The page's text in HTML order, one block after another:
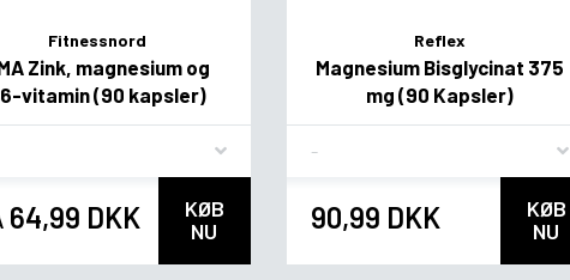
Fitnessnord
Zink, magnesium og
vitamin (90 kapsler)
64,99 DKK
KØB
NU
Reflex
Magnesium Bisglycinat 375
mg (90 Kapsler)
90,99 DKK
KØB
NU